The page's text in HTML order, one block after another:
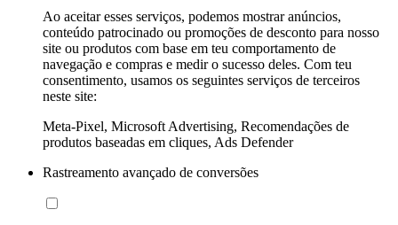
Ao aceitar esses serviços, podemos mostrar anúncios,
conteúdo patrocinado ou promoções de desconto para nosso
site ou produtos com base em teu comportamento de
navegação e compras e medir o sucesso deles. Com teu
consentimento, usamos os seguintes serviços de terceiros
neste site:
Meta-Pixel, Microsoft Advertising, Recomendações de
produtos baseadas em cliques, Ads Defender
Rastreamento avançado de conversões